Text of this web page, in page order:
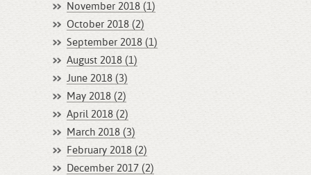
November 2018 (1)
October 2018 (2)
September 2018 (1)
August 2018 (1)
June 2018 (3)
May 2018 (2)
April 2018 (2)
March 2018 (3)
February 2018 (2)
December 2017 (2)